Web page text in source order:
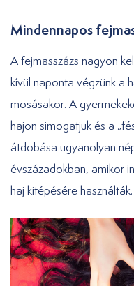
Mindennapos
A fejmasszázs nagyon
kívül naponta végzünk a
mosásakor. A
hajon simogatjuk és a
átdobása ugyanolyan
évszázadokban, amikor
haj kitépésére használták.